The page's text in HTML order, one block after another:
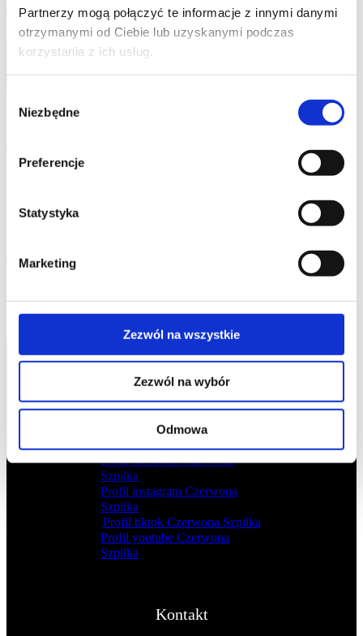
Partnerzy mogą połączyć te informacje z innymi danymi
otrzymanymi od Ciebie lub uzyskanymi podczas
korzystania z ich usług.
zgody
Niezbędne
Preferencje
Statystyka
Marketing
Zezwól na wszystkie
Zezwól na wybór
Odmowa
Hej! Witaj z powrotem!
Nie pamiętasz hasła?
Nie masz jeszcze konta?
KURS STWORZONY PRZEZ
Magdalena Szewczuk
Profil facebook Czerwona
Szpilka
Profil instagram Czerwona
Szpilka
Profil tiktok Czerwona Szpilka
Profil youtube Czerwona
Szpilka
Kontakt